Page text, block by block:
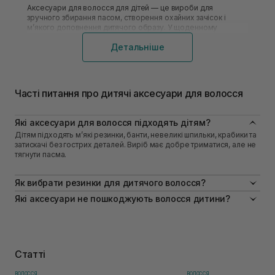
Аксесуари для волосся для дітей — це вироби для
зручного збирання пасом, створення охайних зачісок і
м’якого доповнення дитячого образу. У щоденному
використанні важливо вибирати
аксесуари для волосся
не тягнуть пасма, не дряпають шкіру голови та добре
Дитячі аксесуари для волосся потрібно вибирати за віком
дитини, густотою пасом і тим, як довго зачіска має
Детальніше
Часті питання про дитячі аксесуари для волосся
Які аксесуари для волосся підходять дітям?
Дітям підходять м’які резинки, банти, невеликі шпильки, крабики та
затискачі без гострих деталей. Виріб має добре триматися, але не
тягнути пасма.
Як вибрати резинки для дитячого волосся?
Для тонких локонів краще брати м’які текстильні резинки без
металевих елементів. Для густих пасом підійдуть щільніші моделі,
Які аксесуари не пошкоджують волосся дитини?
Статті
ВОЛОССЯ ВОЛОССЯ